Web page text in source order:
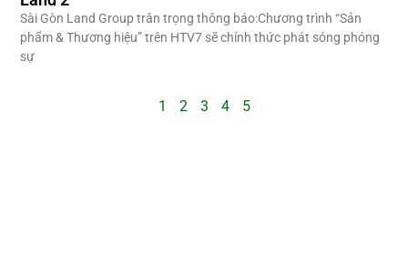
Sài Gòn Land Group trân trọng thông báo:Chương trình “Sản
phẩm & Thương hiệu” trên HTV7 sẽ chính thức phát sóng phóng
sự
1 2 3 4 5